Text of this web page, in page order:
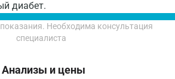
диабет.
Необходима консультация
специалиста
Анализы и цены